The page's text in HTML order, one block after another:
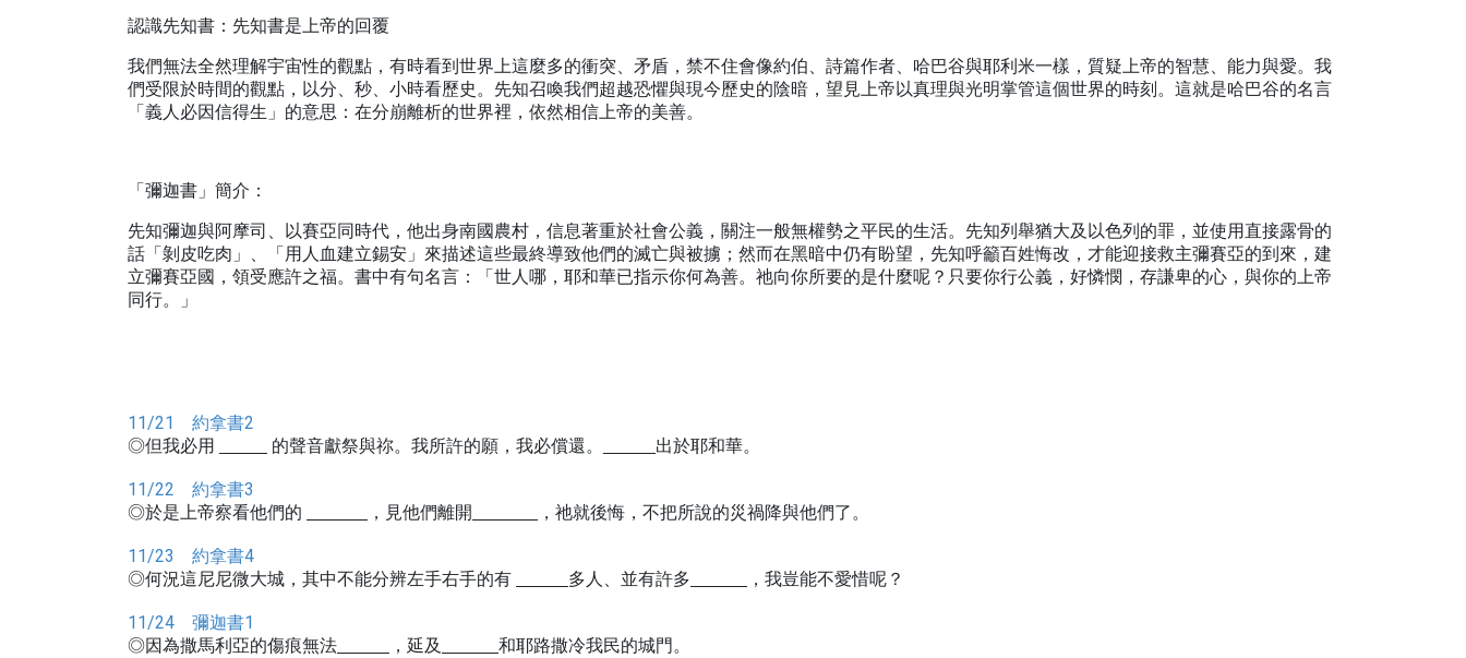
認識先知書：先知書是上帝的回覆
我們無法全然理解宇宙性的觀點，有時看到世界上這麼多的衝突、矛盾，禁不住會像約伯、詩篇作者、哈巴谷與耶利米一樣，質疑上帝的智慧、能力與愛。我
們受限於時間的觀點，以分、秒、小時看歷史。先知召喚我們超越恐懼與現今歷史的陰暗，望見上帝以真理與光明掌管這個世界的時刻。這就是哈巴谷的名言
「義人必因信得生」的意思：在分崩離析的世界裡，依然相信上帝的美善。
「彌迦書」簡介：
先知彌迦與阿摩司、以賽亞同時代，他出身南國農村，信息著重於社會公義，關注一般無權勢之平民的生活。先知列舉猶大及以色列的罪，並使用直接露骨的
話「剝皮吃肉」、「用人血建立錫安」來描述這些最終導致他們的滅亡與被擄；然而在黑暗中仍有盼望，先知呼籲百姓悔改，才能迎接救主彌賽亞的到來，建
立彌賽亞國，領受應許之福。書中有句名言：「世人哪，耶和華已指示你何為善。祂向你所要的是什麼呢？只要你行公義，好憐憫，存謙卑的心，與你的上帝
同行。」
11/21 約拿書2
◎但我必用
的聲音獻祭與祢。我所許的願，我必償還。 出於耶和華。
11/22 約拿書3
◎於是上帝察看他們的
，見他們離開 ，祂就後悔，不把所說的災禍降與他們了。
11/23 約拿書4
◎何況這尼尼微大城，其中不能分辨左手右手的有
多人、並有許多 ，我豈能不愛惜呢？
11/24 彌迦書1
◎因為撒馬利亞的傷痕無法
，延及 和耶路撒冷我民的城門。